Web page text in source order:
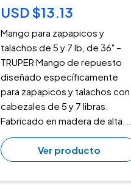
USD $13.13
Mango para zapapicos y
talachos de 5 y 7 lb, de 36" –
TRUPER Mango de repuesto
diseñado específicamente
para zapapicos y talachos con
cabezales de 5 y 7 libras.
Fabricado en madera de alta...
Ver producto